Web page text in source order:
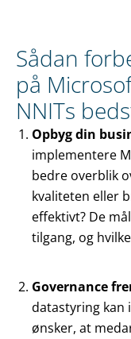
Sådan
på
NNITs
Opbyg din
implementere
bedre overblik
kvaliteten eller
effektivt? De
tilgang, og
Governance
datastyring kan
ønsker, at